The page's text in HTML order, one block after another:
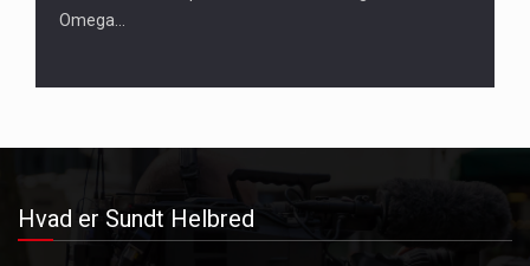
Omega…
Hvad er Sundt Helbred